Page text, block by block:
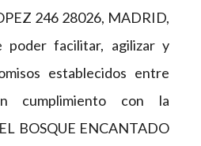
246 28026, MADRID,
poder facilitar, agilizar y
establecidos entre
cumplimiento con la
BOSQUE ENCANTADO